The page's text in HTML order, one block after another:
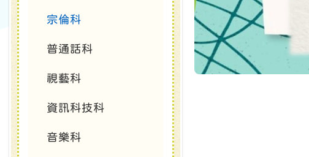
宗倫科
普通話科
視藝科
資訊科技科
音樂科